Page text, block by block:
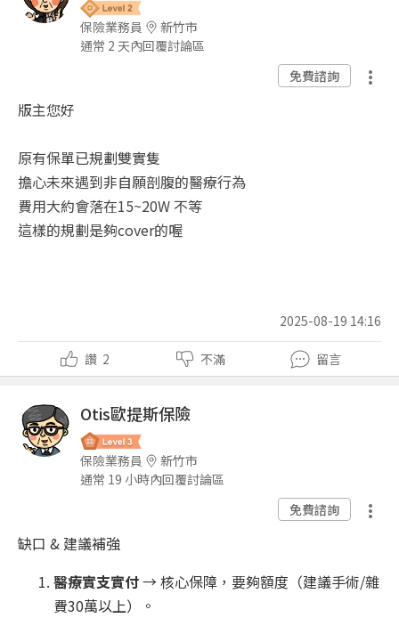
保險業務員
新竹市
通常 2 天內回覆討論區
免費諮詢
版主您好
原有保單已規劃雙實隻
擔心未來遇到非自願剖腹的醫療行為
費用大約會落在15~20W 不等
這樣的規劃是夠cover的喔
2025-08-19 14:16
讚 2 不滿 留言
Otis歐提斯保險
保險業務員
新竹市
通常 19 小時內回覆討論區
免費諮詢
缺口 & 建議補強
醫療實支實付→ 核心保障，要夠額度（建議手術/雜
費30萬以上）。